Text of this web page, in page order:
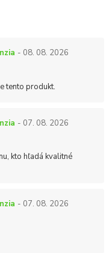
- 08. 08. 2026
tento produkt.
- 07. 08. 2026
kto hľadá kvalitné
- 07. 08. 2026